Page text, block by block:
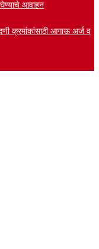
आवाहन
क्रमांकांसाठी आगाऊ अर्ज व